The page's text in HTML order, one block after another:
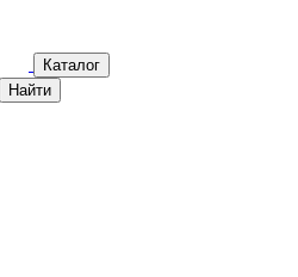
Каталог
Найти